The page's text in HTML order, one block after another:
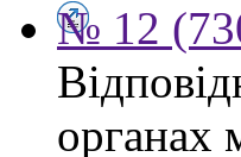
№ 12
органах